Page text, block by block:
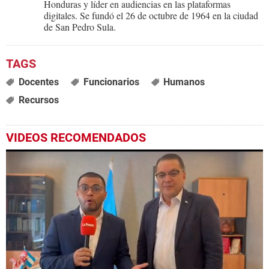
Honduras y líder en audiencias en las plataformas
digitales. Se fundó el 26 de octubre de 1964 en la ciudad
de San Pedro Sula.
Docentes Funcionarios
Humanos
Recursos
VIDEOS RECOMENDADOS